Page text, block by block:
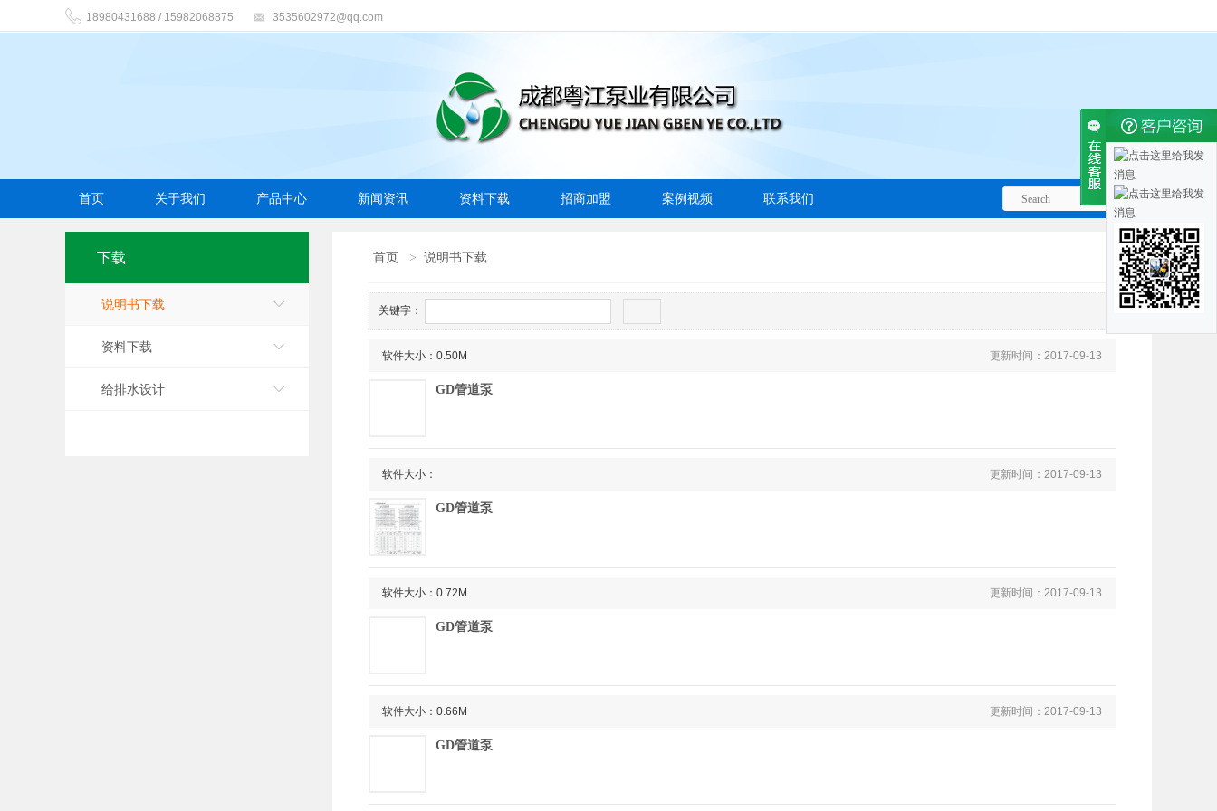
18980431688 / 15982068875 3535602972@qq.com
首页 关于我们 产品中心 新闻资讯 资料下载 招商加盟 案例视频 联系我们
下载
说明书下载
资料下载
给排水设计
首页 > 说明书下载
关键字：
软件大小：0.50M 更新时间：2017-09-13
GD管道泵
软件大小： 更新时间：2017-09-13
GD管道泵
软件大小：0.72M 更新时间：2017-09-13
GD管道泵
软件大小：0.66M 更新时间：2017-09-13
GD管道泵